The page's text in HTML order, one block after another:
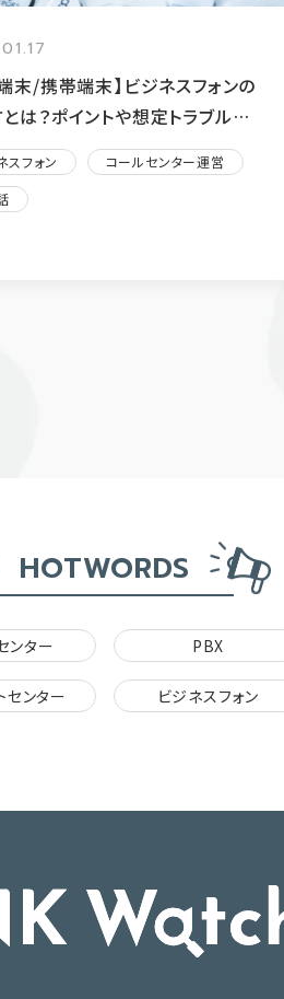
末/携帯端末】ビジネスフォンの
は？ポイントや想定トラブルを
スフォン
コールセンター運営
HOTWORDS
ンター PBX
センター ビジネスフォン